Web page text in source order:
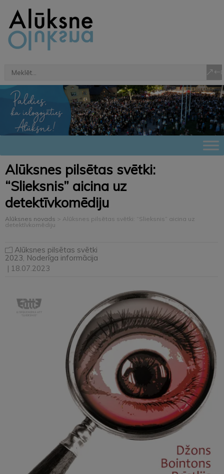
Alūksnes pilsētas svētki:
“Slieksnis” aicina uz
detektīvkomēdiju
Alūksnes novads > Alūksnes pilsētas svētki: “Slieksnis” aicina uz
detektīvkomēdiju
Alūksnes pilsētas svētki
2023 Noderīga informācija
| 18.07.2023